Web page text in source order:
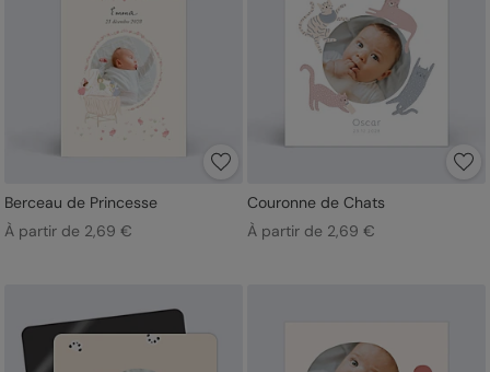
Berceau de Princesse
À partir de 2,69 €
Couronne de Chats
À partir de 2,69 €